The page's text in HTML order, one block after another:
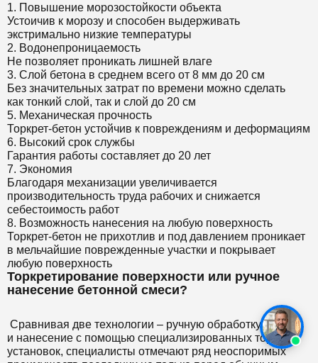
1. Повышение морозостойкости объекта
Устоичив к морозу и способен выдерживать
экстримально низкие температуры
2. Водонепроницаемость
Не позволяет проникать лишней влаге
3. Слой бетона в среднем всего от 8 мм до 20 см
Без значительных затрат по времени можно сделать
как тонкий слой, так и слой до 20 см
5. Механическая прочность
Торкрет-бетон устойчив к повреждениям и деформациям
6. Высокий срок службы
Гарантия работы составляет до 20 лет
7. Экономия
Благодаря механизации увеличивается
производительность труда рабочих и снижается
себестоимость работ
8. Возможность нанесения на любую поверхность
Торкрет-бетон не прихотлив и под давлением проникает
в мельчайшие поврежденные участки и покрывает
любую поверхность
Торкретирование поверхности или ручное
нанесение бетонной смеси?
Сравнивая две технологии – ручную обработку
и нанесение с помощью специализированных торкерт-
установок, специалисты отмечают ряд неоспоримых